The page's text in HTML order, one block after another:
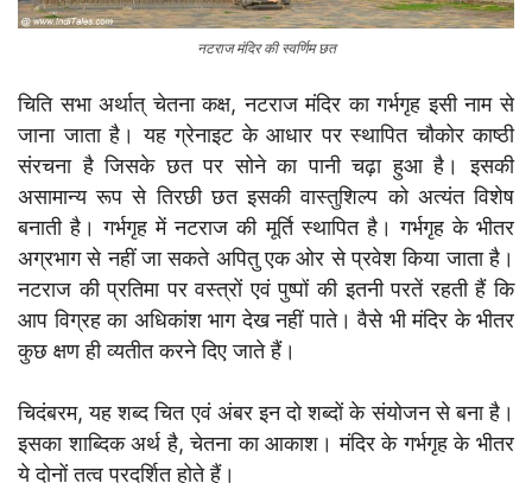
नटराज मंदिर की स्वर्णिम छत
चिति सभा अर्थात् चेतना कक्ष, नटराज मंदिर का गर्भगृह इसी नाम से
जाना जाता है। यह ग्रेनाइट के आधार पर स्थापित चौकोर काष्ठी
संरचना है जिसके छत पर सोने का पानी चढ़ा हुआ है। इसकी
असामान्य रूप से तिरछी छत इसकी वास्तुशिल्प को अत्यंत विशेष
बनाती है। गर्भगृह में नटराज की मूर्ति स्थापित है। गर्भगृह के भीतर
अग्रभाग से नहीं जा सकते अपितु एक ओर से प्रवेश किया जाता है।
नटराज की प्रतिमा पर वस्त्रों एवं पुष्पों की इतनी परतें रहती हैं कि
आप विग्रह का अधिकांश भाग देख नहीं पाते। वैसे भी मंदिर के भीतर
कुछ क्षण ही व्यतीत करने दिए जाते हैं।
चिदंबरम, यह शब्द चित एवं अंबर इन दो शब्दों के संयोजन से बना है।
इसका शाब्दिक अर्थ है, चेतना का आकाश। मंदिर के गर्भगृह के भीतर
ये दोनों तत्व प्रदर्शित होते हैं।